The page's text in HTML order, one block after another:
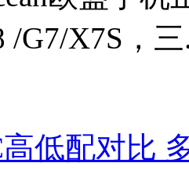
/G7/X7S，
低配对比